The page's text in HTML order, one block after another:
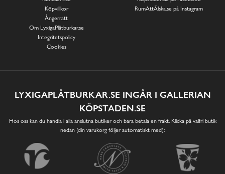
Köpvillkor
Ångerrätt
Om LyxigaPlåtburkar.se
Integritetspolicy
Cookies
RumAttÄlska.se på Instagram
LYXIGAPLÅTBURKAR.SE INGÅR I GALLERIAN
KÖPSTADEN.SE
Hos oss kan du handla i alla anslutna butiker och bara betala en frakt. Klicka på valfri butik
nedan (din varukorg följer automatiskt med):